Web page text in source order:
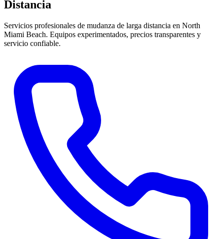
Distancia
Servicios profesionales de mudanza de larga distancia en North
Miami Beach. Equipos experimentados, precios transparentes y
servicio confiable.